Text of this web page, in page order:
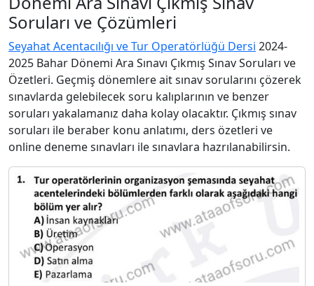
Soruları ve Çözümleri
Seyahat Acentacılığı ve Tur Operatörlüğü Dersi 2024-
2025 Bahar Dönemi Ara Sınavı Çıkmış Sınav Soruları ve
Özetleri. Geçmiş dönemlere ait sınav sorularını çözerek
sınavlarda gelebilecek soru kalıplarının ve benzer
soruları yakalamanız daha kolay olacaktır. Çıkmış sınav
soruları ile beraber konu anlatımı, ders özetleri ve
online deneme sınavları ile sınavlara hazrılanabilirsin.